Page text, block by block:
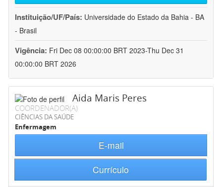
Instituição/UF/País: Universidade do Estado da Bahia - BA
- Brasil
Vigência: Fri Dec 08 00:00:00 BRT 2023-Thu Dec 31
00:00:00 BRT 2026
Aida Maris Peres
COORDENADOR(A)
CIÊNCIAS DA SAÚDE
Enfermagem
E-mail
Currículo